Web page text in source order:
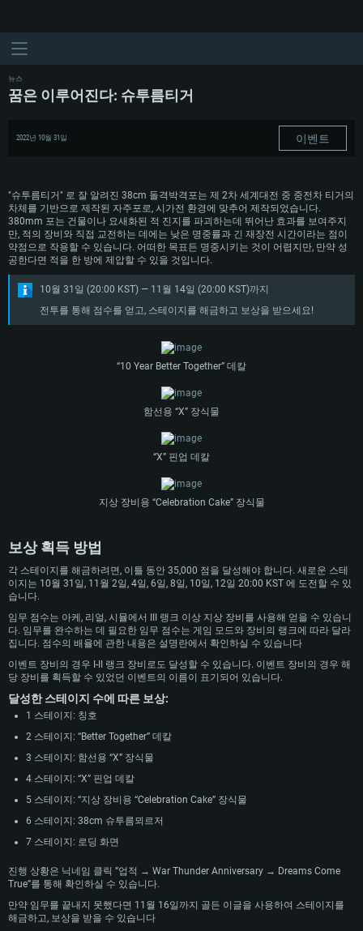
시스템 요구사항
PC
MAC
Linux
최소사양
GeForce GT 660. 최소 사양 해상도: 720p
네트워크: 브로드밴드 인터넷
여유 저장 공간: 22.1 GB (최소 클라이언트)
권장 사양
운영체제: Windows 10/11 (64 bit)
프로세서: Intel Core i5 또는 Ryzen 5 3600 이상
최소사양
능을 가지는 Mac 버전의 AMD/Nvidia. 최소 해상도: 720p
네트워크: 브로드밴드 인터넷
여유 저장 공간: 22.1 GB (최소 클라이언트)
권장 사양
운영체제: Mac OS Big Sur 11.0
프로세서: Core i7 (Intel Xeon 은 지원하지 않습니다)
최소사양
660 (6개월 미만) 혹은 그와 동급의 성능을 가지며 최신 그래픽 드라이버를 지
원하는 AMD (6개월 미만; 최소사양 지원 해상도 720p)
네트워크: 브로드밴드 인터넷
권장 사양
운영체제: Ubuntu 20.04 64bit
뉴스
꿈은 이루어진다: 슈투름티거
2022년 10월 31일 이벤트
"슈투름티거" 로 잘 알려진 38cm 돌격박격포는 제 2차 세계대전 중 중전차 티거의
차체를 기반으로 제작된 자주포로, 시가전 환경에 맞추어 제작되었습니다.
380mm 포는 건물이나 요새화된 적 진지를 파괴하는데 뛰어난 효과를 보여주지
만, 적의 장비와 직접 교전하는 데에는 낮은 명중률과 긴 재장전 시간이라는 점이
약점으로 작용할 수 있습니다. 어떠한 목표든 명중시키는 것이 어렵지만, 만약 성
공한다면 적을 한 방에 제압할 수 있을 것입니다.
10월 31일 (20:00 KST) — 11월 14일 (20:00 KST)까지
전투를 통해 점수를 얻고, 스테이지를 해금하고 보상을 받으세요!
“10 Year Better Together” 데칼
함선용 “X” 장식물
“X” 핀업 데칼
지상 장비용 “Celebration Cake” 장식물
보상 획득 방법
각 스테이지를 해금하려면, 이틀 동안 35,000 점을 달성해야 합니다. 새로운 스테
이지는 10월 31일, 11월 2일, 4일, 6일, 8일, 10일, 12일 20:00 KST 에 도전할 수 있
습니다.
임무 점수는 아케, 리얼, 시뮬에서 III 랭크 이상 지상 장비를 사용해 얻을 수 있습니
다. 임무를 완수하는 데 필요한 임무 점수는 게임 모드와 장비의 랭크에 따라 달라
집니다. 점수의 배율에 관한 내용은 설명란에서 확인하실 수 있습니다
이벤트 장비의 경우 I-II 랭크 장비로도 달성할 수 있습니다. 이벤트 장비의 경우 해
당 장비를 획득할 수 있었던 이벤트의 이름이 표기되어 있습니다.
달성한 스테이지 수에 따른 보상:
1 스테이지: 칭호
2 스테이지: “Better Together” 데칼
3 스테이지: 함선용 “X” 장식물
4 스테이지: “X” 핀업 데칼
5 스테이지: “지상 장비용 “Celebration Cake” 장식물
6 스테이지: 38cm 슈투름뫼르저
7 스테이지: 로딩 화면
진행 상황은 닉네임 클릭 ”업적 → War Thunder Anniversary → Dreams Come
True”를 통해 확인하실 수 있습니다.
만약 임무를 끝내지 못했다면 11월 16일까지 골든 이글을 사용하여 스테이지를
해금하고, 보상을 받을 수 있습니다